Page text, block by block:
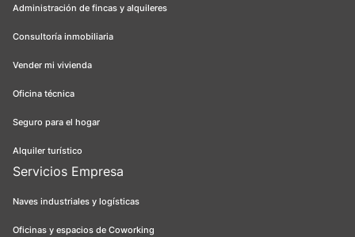
Administración de fincas y alquileres
Consultoría inmobiliaria
Vender mi vivienda
Oficina técnica
Seguro para el hogar
Alquiler turístico
Servicios Empresa
Naves industriales y logísticas
Oficinas y espacios de Coworking